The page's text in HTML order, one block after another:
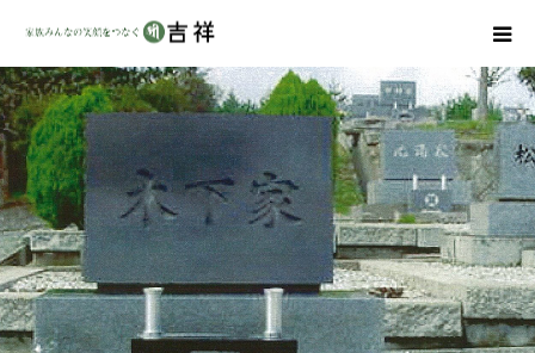
戒名彫りについて
商品ラインナップ
墓地・霊園を探す
吉祥の特徴